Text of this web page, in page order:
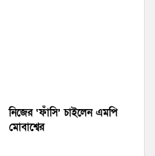
নিজের ‘ফাঁসি’ চাইলেন এমপি
মোবাশ্বের